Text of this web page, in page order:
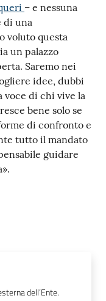
– e nessuna
di una
voluto questa
un palazzo
Saremo nei
idee, dubbi
di chi vive la
bene solo se
di confronto e
tutto il mandato
guidare
dell’Ente.